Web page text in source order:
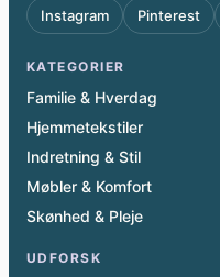
Instagram Pinterest
KATEGORIER
Familie & Hverdag
Hjemmetekstiler
Indretning & Stil
Møbler & Komfort
Skønhed & Pleje
UDFORSK